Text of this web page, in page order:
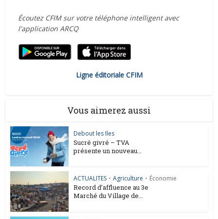
Écoutez CFIM sur votre téléphone intelligent avec
l'application ARCQ
Ligne éditoriale CFIM
Vous aimerez aussi
Debout les Iles
Sucré givré – TVA
présente un nouveau...
ACTUALITES • Agriculture • Économie
Record d’affluence au 3e
Marché du Village de...